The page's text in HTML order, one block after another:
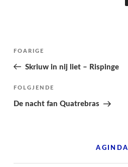
Berichtnavigatie
Folgjende
pagina
FOARIGE
Skriuw in nij liet – Rispinge
Folgjend
berjocht
FOLGJENDE
De nacht fan Quatrebras
AGINDA